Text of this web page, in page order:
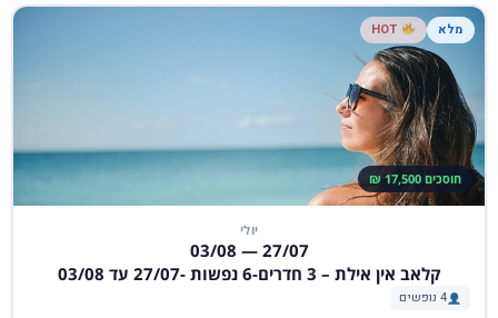
מלא
חוסכים 17,500 ₪
יולי
27/07 — 03/08
קלאב אין אילת – 3 חדרים-6 נפשות -27/07 עד 03/08
4 נופשים